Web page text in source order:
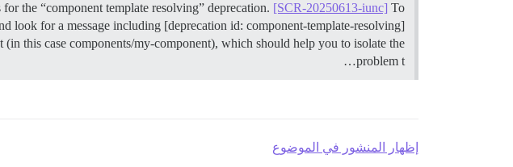
the “component template resolving” deprecation. [SCR-20250613-iunc] To
look for a message including [deprecation id: component-template-resolving]
this case components/my-component), which should help you to isolate the
problem t…
إظهار المنشور في الموضوع